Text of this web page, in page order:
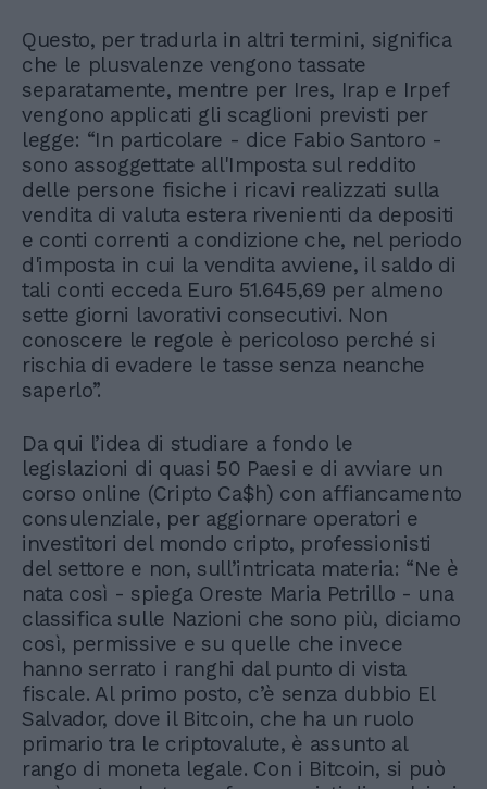
Questo, per tradurla in altri termini, significa
che le plusvalenze vengono tassate
separatamente, mentre per Ires, Irap e Irpef
vengono applicati gli scaglioni previsti per
legge: “In particolare - dice Fabio Santoro -
sono assoggettate all'Imposta sul reddito
delle persone fisiche i ricavi realizzati sulla
vendita di valuta estera rivenienti da depositi
e conti correnti a condizione che, nel periodo
d'imposta in cui la vendita avviene, il saldo di
tali conti ecceda Euro 51.645,69 per almeno
sette giorni lavorativi consecutivi. Non
conoscere le regole è pericoloso perché si
rischia di evadere le tasse senza neanche
saperlo”.
Da qui l’idea di studiare a fondo le
legislazioni di quasi 50 Paesi e di avviare un
corso online (Cripto Ca$h) con affiancamento
consulenziale, per aggiornare operatori e
investitori del mondo cripto, professionisti
del settore e non, sull’intricata materia: “Ne è
nata così - spiega Oreste Maria Petrillo - una
classifica sulle Nazioni che sono più, diciamo
così, permissive e su quelle che invece
hanno serrato i ranghi dal punto di vista
fiscale. Al primo posto, c’è senza dubbio El
Salvador, dove il Bitcoin, che ha un ruolo
primario tra le criptovalute, è assunto al
rango di moneta legale. Con i Bitcoin, si può